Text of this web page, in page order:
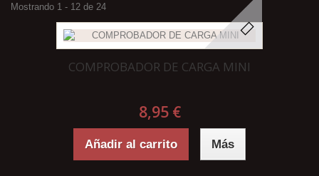
Mostrando 1 - 12 de 24
COMPROBADOR DE CARGA MINI
8,95 €
Añadir al carrito Más